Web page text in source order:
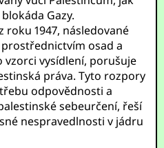
Gazy.
roku 1947, následované
osad a
vysídlení, porušuje
práva. Tyto rozpory
odpovědnosti a
sebeurčení, řeší
nespravedlnosti v jádru